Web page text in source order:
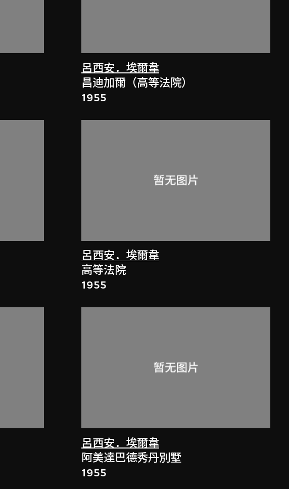
呂西安．埃爾韋
昌迪加爾（高等法院）
1955
呂西安．埃爾韋
高等法院
1955
呂西安．埃爾韋
阿美達巴德秀丹別墅
1955